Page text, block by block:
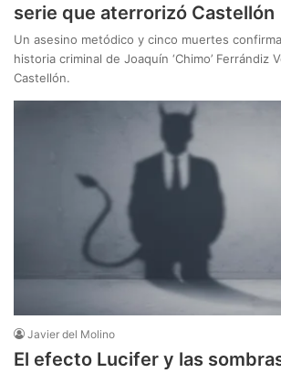
serie que aterrorizó Castellón
Un asesino metódico y cinco muertes
historia criminal de Joaquín ‘Chimo’ Ferrándiz
Castellón.
Javier del Molino
El efecto Lucifer y las